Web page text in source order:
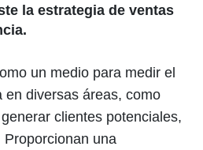
la estrategia de ventas
un medio para medir el
en diversas áreas, como
clientes potenciales,
una